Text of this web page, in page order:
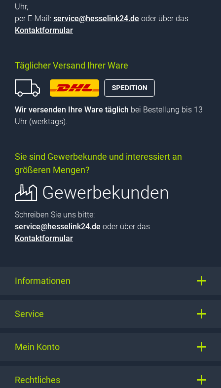
Uhr,
per E-Mail: service@hesselink24.de oder über das
Kontaktformular
Täglicher Versand Ihrer Ware
Wir versenden Ihre Ware täglich bei Bestellung bis 13
Uhr (werktags).
Sie sind Gewerbekunde und interessiert an
größeren Mengen?
Gewerbekunden
Schreiben Sie uns bitte:
service@hesselink24.de oder über das
Kontaktformular
Informationen
Service
Mein Konto
Rechtliches